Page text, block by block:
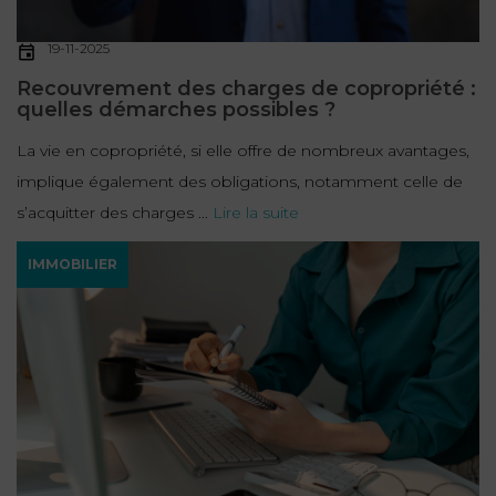
19-11-2025
Recouvrement des charges de copropriété :
quelles démarches possibles ?
La vie en copropriété, si elle offre de nombreux avantages,
implique également des obligations, notamment celle de
s’acquitter des charges ... Lire la suite
IMMOBILIER